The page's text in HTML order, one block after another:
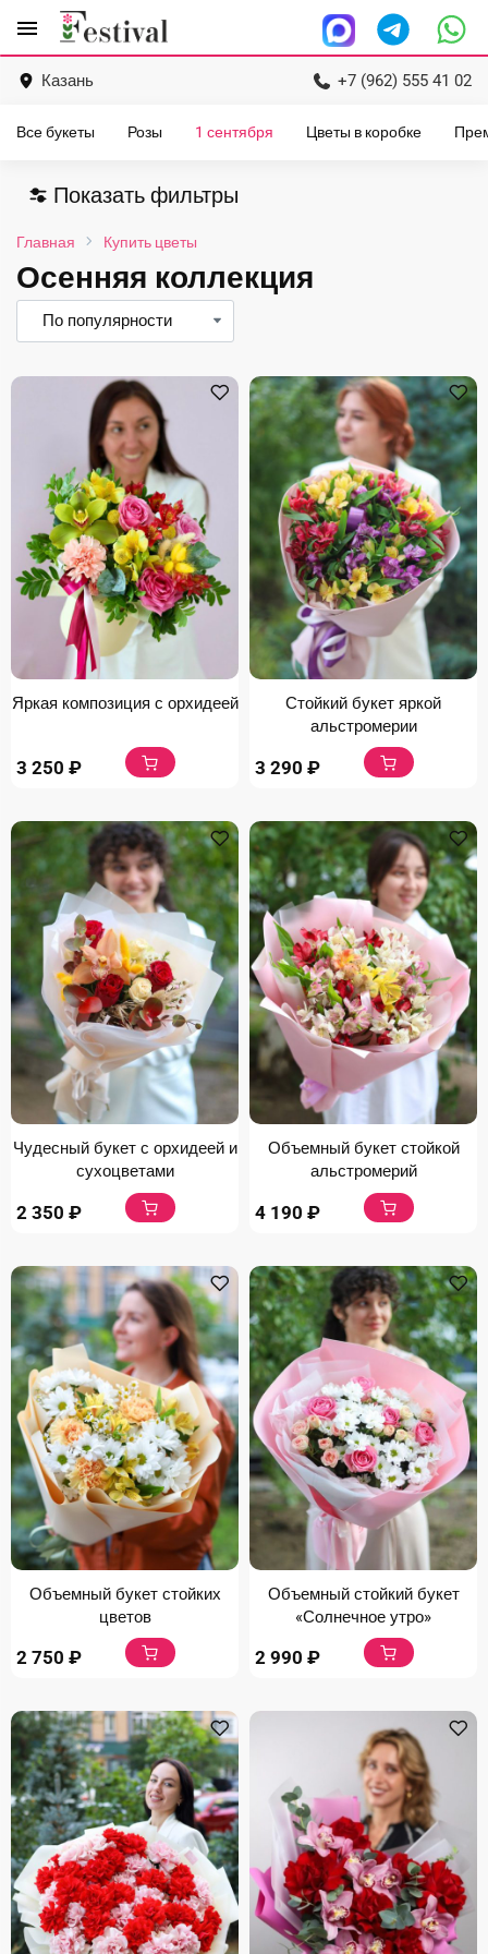
menu
Перейти
содержанию
Казань +7 (962) 555 41 02
Все букеты Розы 1 сентября Цветы в коробке
Главная Купить цветы
Осенняя коллекция
Яркая композиция с орхидеей
3 250 ₽
Стойкий букет яркой
альстромерии
3 290 ₽
Чудесный букет с орхидеей и
сухоцветами
2 350 ₽
Объемный букет стойкой
альстромерий
4 190 ₽
Объемный букет стойких
цветов
2 750 ₽
Объемный стойкий букет
«Солнечное утро»
2 990 ₽
Показать фильтры